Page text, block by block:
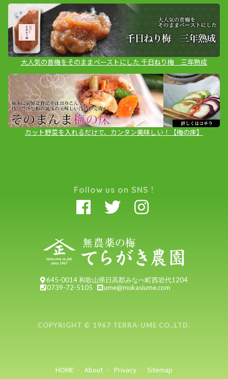
大人気の昔梅をそのままペーストにした 千日ねり梅 三年熟成
カット野菜を入れるだけで、カンタン美味しい！【梅の床】
Follow us on SNS !
645-0014 和歌山県日高郡みなべ町西岩代1204
0739-72-5105
ume@mukasiume.com
COPYRIGHT © 1967 TERRA-UME CO.,LTD.
HOME About Privacy Sitemap